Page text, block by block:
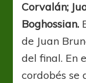
Corvalán;
Boghossian.
de Juan
del final. En
cordobés se